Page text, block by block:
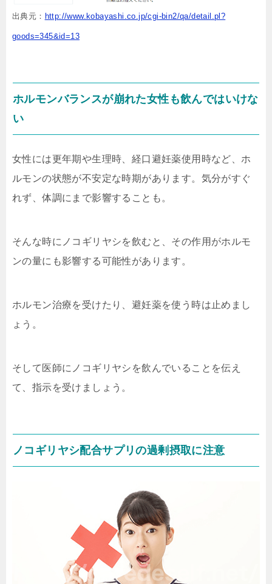
出典元： http://www.kobayashi.co.jp/cgi-bin2/qa/detail.pl?
goods=345&id=13
ホルモンバランスが崩れた女性も飲んではいけな
い
女性には更年期や生理時、経口避妊薬使用時など、ホ
ルモンの状態が不安定な時期があります。気分がすぐ
れず、体調にまで影響することも。
そんな時にノコギリヤシを飲むと、その作用がホルモ
ンの量にも影響する可能性があります。
ホルモン治療を受けたり、避妊薬を使う時は止めまし
ょう。
そして医師にノコギリヤシを飲んでいることを伝え
て、指示を受けましょう。
ノコギリヤシ配合サプリの過剰摂取に注意